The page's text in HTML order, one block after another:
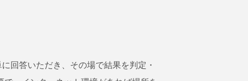
回答いただき、その場で結果を判定・